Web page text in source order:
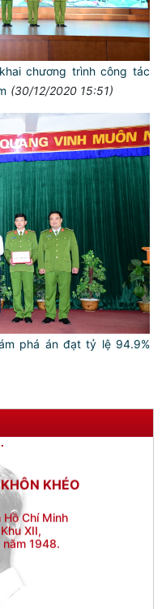
chương trình công tác
(30/12/2020 15:51)
phá án đạt tỷ lệ 94.9%
MỆNH LÀ:
CHÍNH
ĐỠ
THÀNH
PHÉP
KHÉO
Chí Minh
XII,
năm 1948.